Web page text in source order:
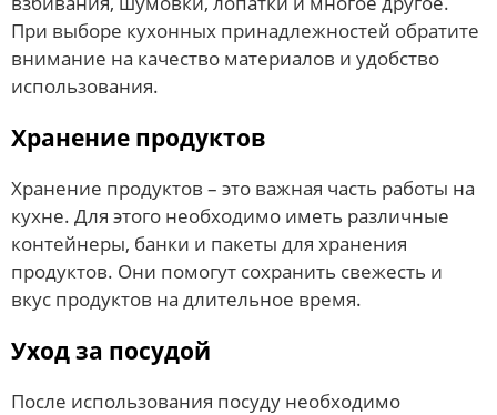
При выборе кухонных принадлежностей обратите
внимание на качество материалов и удобство
использования.
Хранение продуктов
Хранение продуктов – это важная часть работы на
кухне. Для этого необходимо иметь различные
контейнеры, банки и пакеты для хранения
продуктов. Они помогут сохранить свежесть и
вкус продуктов на длительное время.
Уход за посудой
После использования посуду необходимо